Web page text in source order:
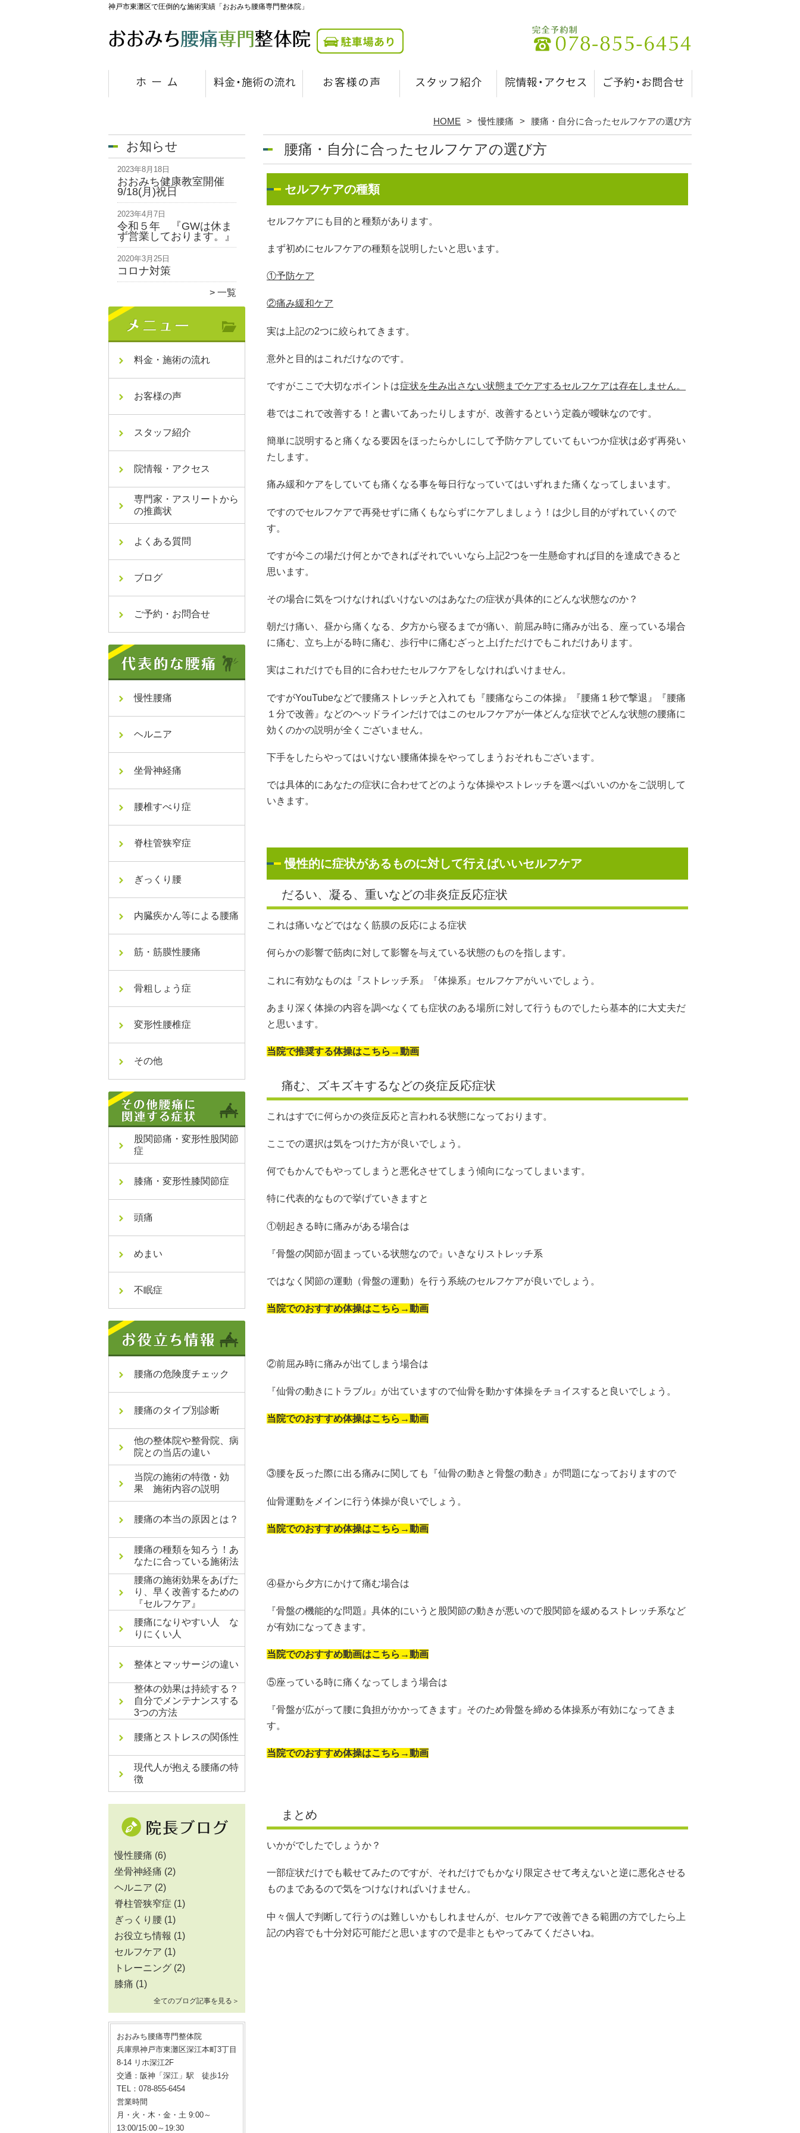
神戸市東灘区で圧倒的な施術実績「おおみち腰痛専門整体院」
HOME 慢性腰痛 腰痛・自分に合ったセルフケアの選び方
お知らせ
2023年8月18日
おおみち健康教室開催
9/18(月)祝日
2023年4月7日
令和５年 『GWは休ま
ず営業しております。』
2020年3月25日
コロナ対策
一覧
料金・施術の流れ
お客様の声
スタッフ紹介
院情報・アクセス
専門家・アスリートから
の推薦状
よくある質問
ブログ
ご予約・お問合せ
慢性腰痛
ヘルニア
坐骨神経痛
腰椎すべり症
脊柱管狭窄症
ぎっくり腰
内臓疾かん等による腰痛
筋・筋膜性腰痛
骨粗しょう症
変形性腰椎症
その他
股関節痛・変形性股関節
症
膝痛・変形性膝関節症
頭痛
めまい
不眠症
腰痛の危険度チェック
腰痛のタイプ別診断
他の整体院や整骨院、病
院との当店の違い
当院の施術の特徴・効
果 施術内容の説明
腰痛の本当の原因とは？
腰痛の種類を知ろう！あ
なたに合っている施術法
腰痛の施術効果をあげた
り、早く改善するための
『セルフケア』
腰痛になりやすい人 な
りにくい人
整体とマッサージの違い
整体の効果は持続する？
自分でメンテナンスする
3つの方法
腰痛とストレスの関係性
現代人が抱える腰痛の特
徴
慢性腰痛 (6)
坐骨神経痛 (2)
ヘルニア (2)
脊柱管狭窄症 (1)
ぎっくり腰 (1)
お役立ち情報 (1)
セルフケア (1)
トレーニング (2)
膝痛 (1)
全てのブログ記事を見る＞
おおみち腰痛専門整体院
兵庫県神戸市東灘区深江本町3丁目
8-14 リホ深江2F
交通：阪神「深江」駅 徒歩1分
TEL：078-855-6454
営業時間
月・火・木・金・土 9:00～
13:00/15:00～19:30
腰痛・自分に合ったセルフケアの選び方
セルフケアの種類
セルフケアにも目的と種類があります。
まず初めにセルフケアの種類を説明したいと思います。
①予防ケア
②痛み緩和ケア
実は上記の2つに絞られてきます。
意外と目的はこれだけなのです。
ですがここで大切なポイントは症状を生み出さない状態までケアするセルフケアは存在しません。
巷ではこれで改善する！と書いてあったりしますが、改善するという定義が曖昧なのです。
簡単に説明すると痛くなる要因をほったらかしにして予防ケアしていてもいつか症状は必ず再発い
たします。
痛み緩和ケアをしていても痛くなる事を毎日行なっていてはいずれまた痛くなってしまいます。
ですのでセルフケアで再発せずに痛くもならずにケアしましょう！は少し目的がずれていくので
す。
ですが今この場だけ何とかできればそれでいいなら上記2つを一生懸命すれば目的を達成できると
思います。
その場合に気をつけなければいけないのはあなたの症状が具体的にどんな状態なのか？
朝だけ痛い、昼から痛くなる、夕方から寝るまでが痛い、前屈み時に痛みが出る、座っている場合
に痛む、立ち上がる時に痛む、歩行中に痛むざっと上げただけでもこれだけあります。
実はこれだけでも目的に合わせたセルフケアをしなければいけません。
ですがYouTubeなどで腰痛ストレッチと入れても『腰痛ならこの体操』『腰痛１秒で撃退』『腰痛
１分で改善』などのヘッドラインだけではこのセルフケアが一体どんな症状でどんな状態の腰痛に
効くのかの説明が全くございません。
下手をしたらやってはいけない腰痛体操をやってしまうおそれもございます。
では具体的にあなたの症状に合わせてどのような体操やストレッチを選べばいいのかをご説明して
いきます。
慢性的に症状があるものに対して行えばいいセルフケア
だるい、凝る、重いなどの非炎症反応症状
これは痛いなどではなく筋膜の反応による症状
何らかの影響で筋肉に対して影響を与えている状態のものを指します。
これに有効なものは『ストレッチ系』『体操系』セルフケアがいいでしょう。
あまり深く体操の内容を調べなくても症状のある場所に対して行うものでしたら基本的に大丈夫だ
と思います。
当院で推奨する体操はこちら→動画
痛む、ズキズキするなどの炎症反応症状
これはすでに何らかの炎症反応と言われる状態になっております。
ここでの選択は気をつけた方が良いでしょう。
何でもかんでもやってしまうと悪化させてしまう傾向になってしまいます。
特に代表的なもので挙げていきますと
①朝起きる時に痛みがある場合は
『骨盤の関節が固まっている状態なので』いきなりストレッチ系
ではなく関節の運動（骨盤の運動）を行う系統のセルフケアが良いでしょう。
当院でのおすすめ体操はこちら→動画
②前屈み時に痛みが出てしまう場合は
『仙骨の動きにトラブル』が出ていますので仙骨を動かす体操をチョイスすると良いでしょう。
当院でのおすすめ体操はこちら→動画
③腰を反った際に出る痛みに関しても『仙骨の動きと骨盤の動き』が問題になっておりますので
仙骨運動をメインに行う体操が良いでしょう。
当院でのおすすめ体操はこちら→動画
④昼から夕方にかけて痛む場合は
『骨盤の機能的な問題』具体的にいうと股関節の動きが悪いので股関節を緩めるストレッチ系など
が有効になってきます。
当院でのおすすめ動画はこちら→動画
⑤座っている時に痛くなってしまう場合は
『骨盤が広がって腰に負担がかかってきます』そのため骨盤を締める体操系が有効になってきま
す。
当院でのおすすめ体操はこちら→動画
まとめ
いかがでしたでしょうか？
一部症状だけでも載せてみたのですが、それだけでもかなり限定させて考えないと逆に悪化させる
ものまであるので気をつけなければいけません。
中々個人で判断して行うのは難しいかもしれませんが、セルケアで改善できる範囲の方でしたら上
記の内容でも十分対応可能だと思いますので是非ともやってみてくださいね。